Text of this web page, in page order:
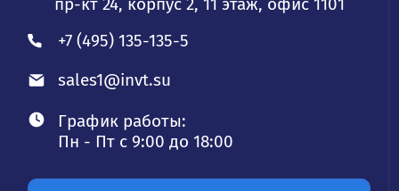
+7 (495) 135-135-5
sales1@invt.su
График работы:
Пн - Пт с 9:00 до 18:00